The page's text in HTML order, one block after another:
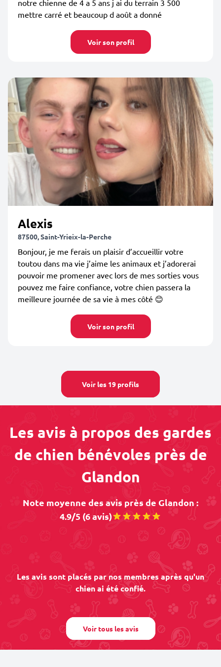
notre chienne de 4 a 5 ans j ai du terrain 3 500
mettre carré et beaucoup d août a donné
Voir son profil
Alexis
87500, Saint-Yrieix-la-Perche
Bonjour, je me ferais un plaisir d’accueillir votre
toutou dans ma vie j’aime les animaux et j’adorerai
pouvoir me promener avec lors de mes sorties vous
pouvez me faire confiance, votre chien passera la
meilleure journée de sa vie à mes côté 😊
Voir son profil
Voir les 19 profils
Les avis à propos des gardes
de chien bénévoles près de
Glandon
Note moyenne des avis près de Glandon :
4.9/5 (6 avis)
Les avis sont placés par nos membres après qu'un
chien ai été confié.
Voir tous les avis